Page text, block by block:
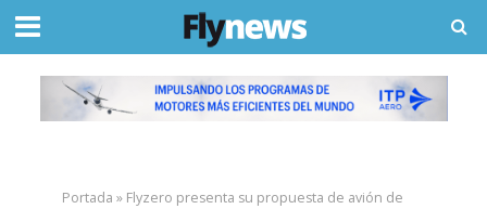
Portada » Flyzero presenta su propuesta de avión de